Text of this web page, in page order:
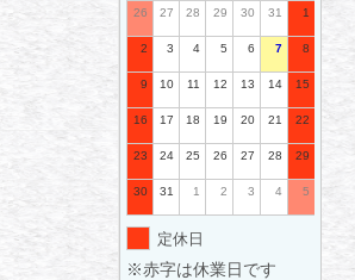
26 27 28 29 30 31 1
2 3 4 5 6 7 8
9 10 11 12 13 14 15
16 17 18 19 20 21 22
23 24 25 26 27 28 29
30 31 1 2 3 4 5
定休日
※赤字は休業日です